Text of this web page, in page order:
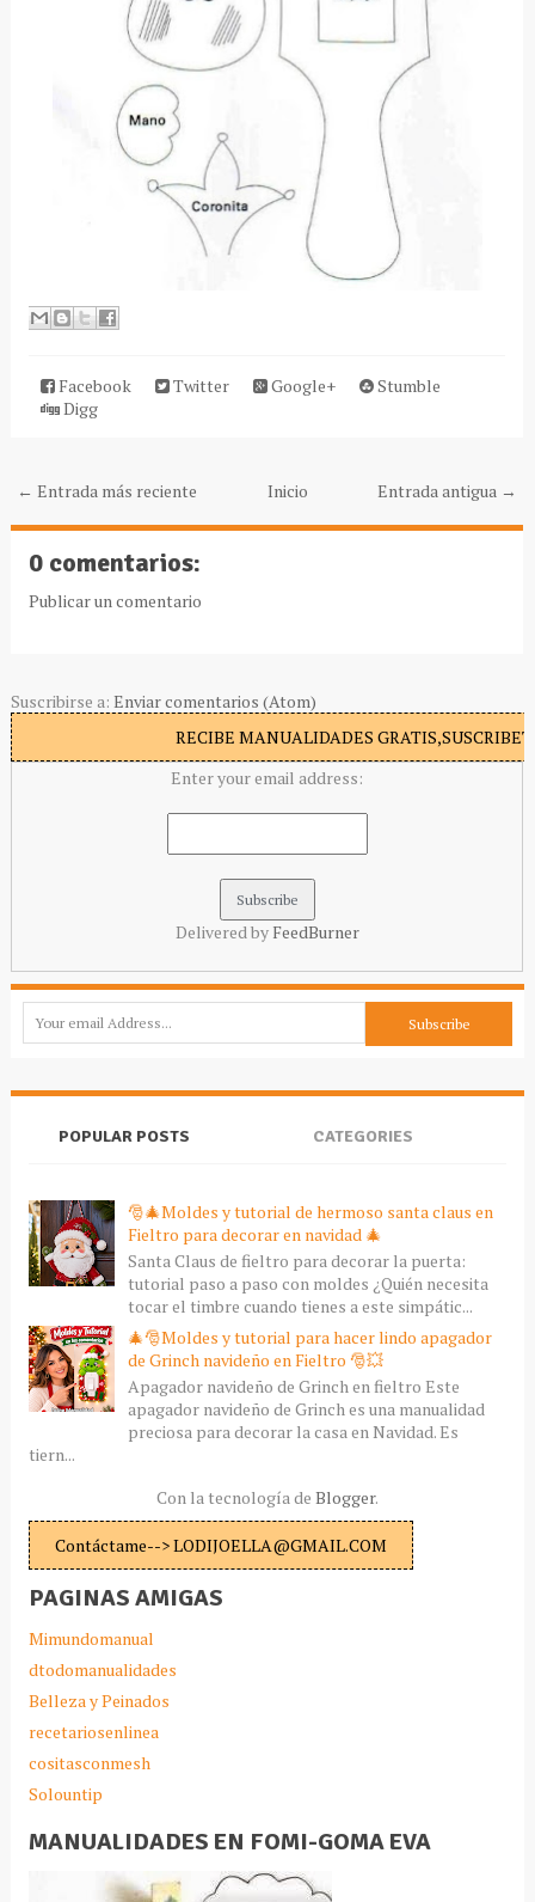
Facebook Twitter Google+
Stumble
Digg
← Entrada más reciente Entrada antigua →
Inicio
0 comentarios:
Publicar un comentario
Suscribirse a: Enviar comentarios (Atom)
RECIBE MANUALIDADES
Enter your email address:
Delivered by FeedBurner
POPULAR POSTS CATEGORIES
🎅🎄Moldes y tutorial de hermoso santa claus en
Fieltro para decorar en navidad 🎄
Santa Claus de fieltro para decorar la puerta:
tutorial paso a paso con moldes ¿Quién necesita
tocar el timbre cuando tienes a este simpátic...
🎄🎅Moldes y tutorial para hacer lindo apagador
de Grinch navideño en Fieltro 🎅💥
Apagador navideño de Grinch en fieltro Este
apagador navideño de Grinch es una manualidad
preciosa para decorar la casa en Navidad. Es
tiern...
Con la tecnología de Blogger.
Contáctame--> LODIJOELLA@GMAIL.COM
PAGINAS AMIGAS
Mimundomanual
dtodomanualidades
Belleza y Peinados
recetariosenlinea
cositasconmesh
Solountip
MANUALIDADES EN FOMI-GOMA EVA